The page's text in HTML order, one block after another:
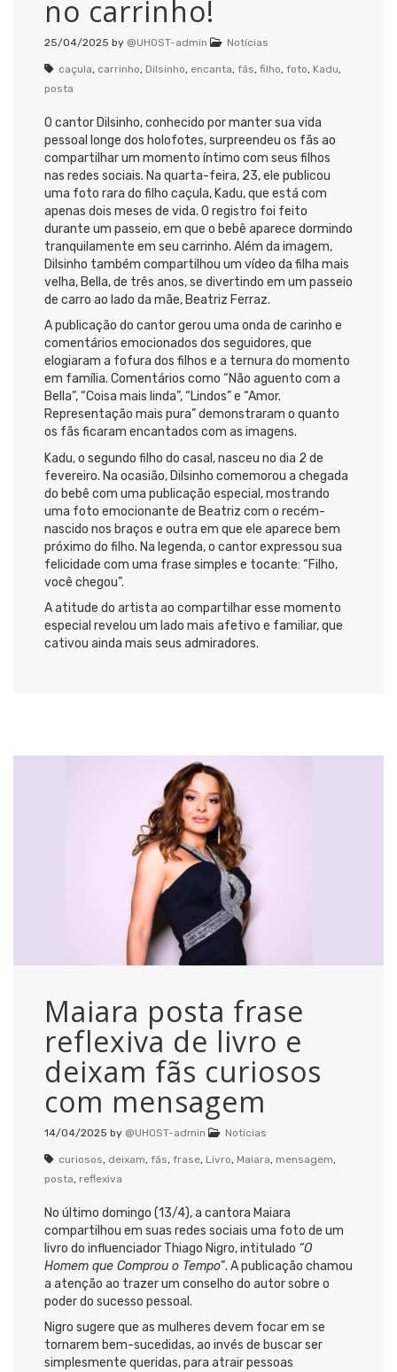
no carrinho!
25/04/2025 by @UHOST-admin Notícias
caçula, carrinho, Dilsinho, encanta, fãs, filho, foto, Kadu,
posta
O cantor Dilsinho, conhecido por manter sua vida
pessoal longe dos holofotes, surpreendeu os fãs ao
compartilhar um momento íntimo com seus filhos
nas redes sociais. Na quarta-feira, 23, ele publicou
uma foto rara do filho caçula, Kadu, que está com
apenas dois meses de vida. O registro foi feito
durante um passeio, em que o bebê aparece dormindo
tranquilamente em seu carrinho. Além da imagem,
Dilsinho também compartilhou um vídeo da filha mais
velha, Bella, de três anos, se divertindo em um passeio
de carro ao lado da mãe, Beatriz Ferraz.
A publicação do cantor gerou uma onda de carinho e
comentários emocionados dos seguidores, que
elogiaram a fofura dos filhos e a ternura do momento
em família. Comentários como “Não aguento com a
Bella”, “Coisa mais linda”, “Lindos” e “Amor.
Representação mais pura” demonstraram o quanto
os fãs ficaram encantados com as imagens.
Kadu, o segundo filho do casal, nasceu no dia 2 de
fevereiro. Na ocasião, Dilsinho comemorou a chegada
do bebê com uma publicação especial, mostrando
uma foto emocionante de Beatriz com o recém-
nascido nos braços e outra em que ele aparece bem
próximo do filho. Na legenda, o cantor expressou sua
felicidade com uma frase simples e tocante: “Filho,
você chegou”.
A atitude do artista ao compartilhar esse momento
especial revelou um lado mais afetivo e familiar, que
cativou ainda mais seus admiradores.
Maiara posta frase
reflexiva de livro e
deixam fãs curiosos
com mensagem
14/04/2025 by @UHOST-admin Notícias
curiosos, deixam, fãs, frase, Livro, Maiara, mensagem,
posta, reflexiva
No último domingo (13/4), a cantora Maiara
compartilhou em suas redes sociais uma foto de um
livro do influenciador Thiago Nigro, intitulado “O
Homem que Comprou o Tempo”. A publicação chamou
a atenção ao trazer um conselho do autor sobre o
poder do sucesso pessoal.
Nigro sugere que as mulheres devem focar em se
tornarem bem-sucedidas, ao invés de buscar ser
simplesmente queridas, para atrair pessoas